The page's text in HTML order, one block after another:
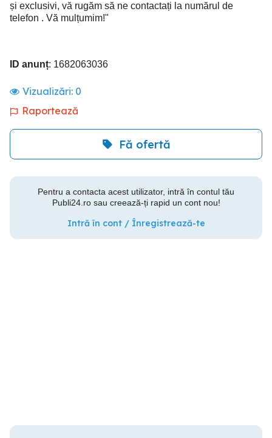
și exclusivi, vă rugăm să ne contactați la numărul de
telefon . Vă mulțumim!"
ID anunț: 1682063036
Vizualizări: 0
Raportează
Fă ofertă
Pentru a contacta acest utilizator, intră în contul tău
Publi24.ro sau creează-ți rapid un cont nou!
Intră în cont / Înregistrează-te